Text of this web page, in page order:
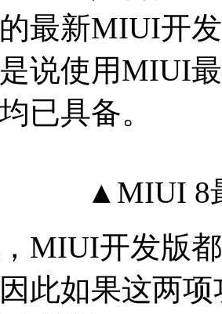
最新MIUI开
说使用MIUI
已具备。
▲MIUI 8
MIUI开发版
此如果这两